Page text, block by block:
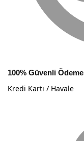
100% Güvenli Ödeme
Kredi Kartı / Havale